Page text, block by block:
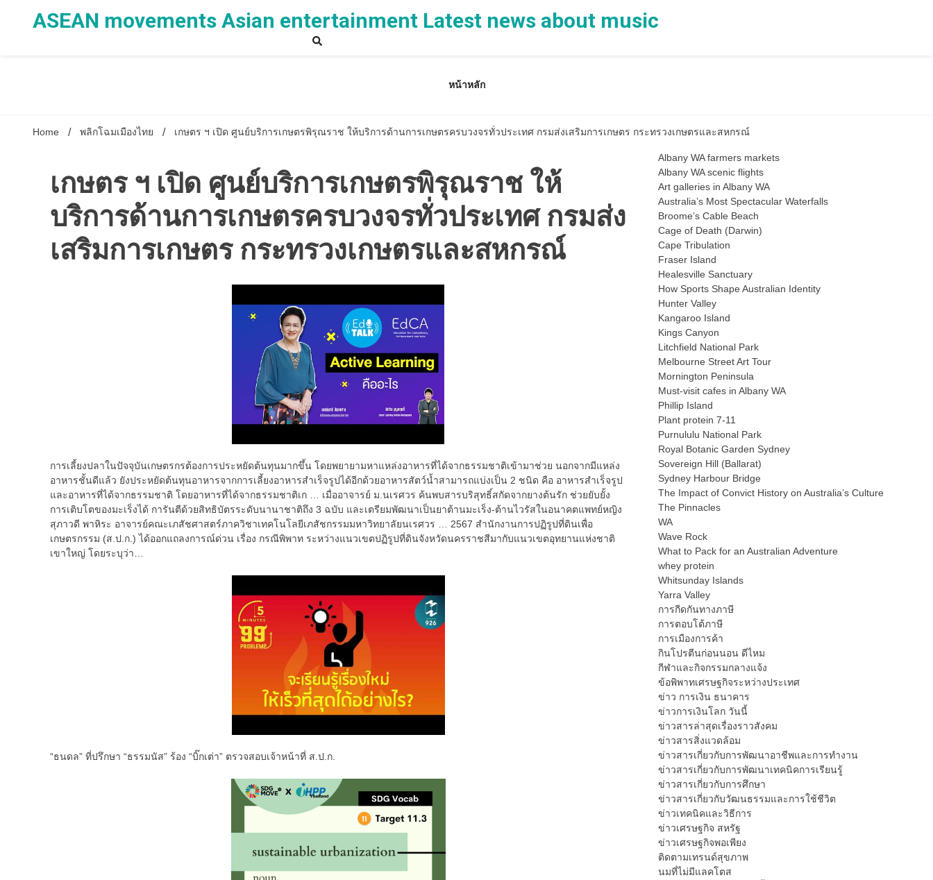
ASEAN movements Asian entertainment Latest news about music
หน้าหลัก
Home พลิกโฉมเมืองไทย เกษตร ฯ เปิด ศูนย์บริการเกษตรพิรุณราช ให้บริการด้านการเกษตรครบวงจรทั่วประเทศ กรมส่งเสริมการเกษตร กระทรวงเกษตรและสหกรณ์
เกษตร ฯ เปิด ศูนย์บริการเกษตรพิรุณราช ให้
บริการด้านการเกษตรครบวงจรทั่วประเทศ กรมส่ง
เสริมการเกษตร กระทรวงเกษตรและสหกรณ์
การเลี้ยงปลาในปัจจุบันเกษตรกรต้องการประหยัดต้นทุนมากขึ้น โดยพยายามหาแหล่งอาหารที่ได้จากธรรมชาติเข้ามาช่วย นอกจากมีแหล่ง
อาหารชั้นดีแล้ว ยังประหยัดต้นทุนอาหารจากการเลี้ยงอาหารสำเร็จรูปได้อีกด้วยอาหารสัตว์น้ำสามารถแบ่งเป็น 2 ชนิด คือ อาหารสำเร็จรูป
และอาหารที่ได้จากธรรมชาติ โดยอาหารที่ได้จากธรรมชาติเก … เมื่ออาจารย์ ม.นเรศวร ค้นพบสารบริสุทธิ์สกัดจากยางต้นรัก ช่วยยับยั้ง
การเติบโตของมะเร็งได้ การันตีด้วยสิทธิบัตรระดับนานาชาติถึง 3 ฉบับ และเตรียมพัฒนาเป็นยาต้านมะเร็ง-ต้านไวรัสในอนาคตแพทย์หญิง
สุภาวดี พาหิระ อาจารย์คณะเภสัชศาสตร์ภาควิชาเทคโนโลยีเภสัชกรรมมหาวิทยาลัยนเรศวร … 2567 สํานักงานการปฏิรูปที่ดินเพื่อ
เกษตรกรรม (ส.ป.ก.) ได้ออกแถลงการณ์ด่วน เรื่อง กรณีพิพาท ระหว่างแนวเขตปฏิรูปที่ดินจังหวัดนครราชสีมากับแนวเขตอุทยานแห่งชาติ
เขาใหญ่ โดยระบุว่า…
“ธนดล” ที่ปรึกษา “ธรรมนัส” ร้อง “บิ๊กเต่า” ตรวจสอบเจ้าหน้าที่ ส.ป.ก.
Albany WA farmers markets
Albany WA scenic flights
Art galleries in Albany WA
Australia’s Most Spectacular Waterfalls
Broome’s Cable Beach
Cage of Death (Darwin)
Cape Tribulation
Fraser Island
Healesville Sanctuary
How Sports Shape Australian Identity
Hunter Valley
Kangaroo Island
Kings Canyon
Litchfield National Park
Melbourne Street Art Tour
Mornington Peninsula
Must-visit cafes in Albany WA
Phillip Island
Plant protein 7-11
Purnululu National Park
Royal Botanic Garden Sydney
Sovereign Hill (Ballarat)
Sydney Harbour Bridge
The Impact of Convict History on Australia’s Culture
The Pinnacles
WA
Wave Rock
What to Pack for an Australian Adventure
whey protein
Whitsunday Islands
Yarra Valley
การกีดกันทางภาษี
การตอบโต้ภาษี
การเมืองการค้า
กินโปรตีนก่อนนอน ดีไหม
กีฬาและกิจกรรมกลางแจ้ง
ข้อพิพาทเศรษฐกิจระหว่างประเทศ
ข่าว การเงิน ธนาคาร
ข่าวการเงินโลก วันนี้
ข่าวสารล่าสุดเรื่องราวสังคม
ข่าวสารสิ่งแวดล้อม
ข่าวสารเกี่ยวกับการพัฒนาอาชีพและการทำงาน
ข่าวสารเกี่ยวกับการพัฒนาเทคนิคการเรียนรู้
ข่าวสารเกี่ยวกับการศึกษา
ข่าวสารเกี่ยวกับวัฒนธรรมและการใช้ชีวิต
ข่าวเทคนิคและวิธีการ
ข่าวเศรษฐกิจ สหรัฐ
ข่าวเศรษฐกิจพอเพียง
ติดตามเทรนด์สุขภาพ
นมที่ไม่มีแลคโตส